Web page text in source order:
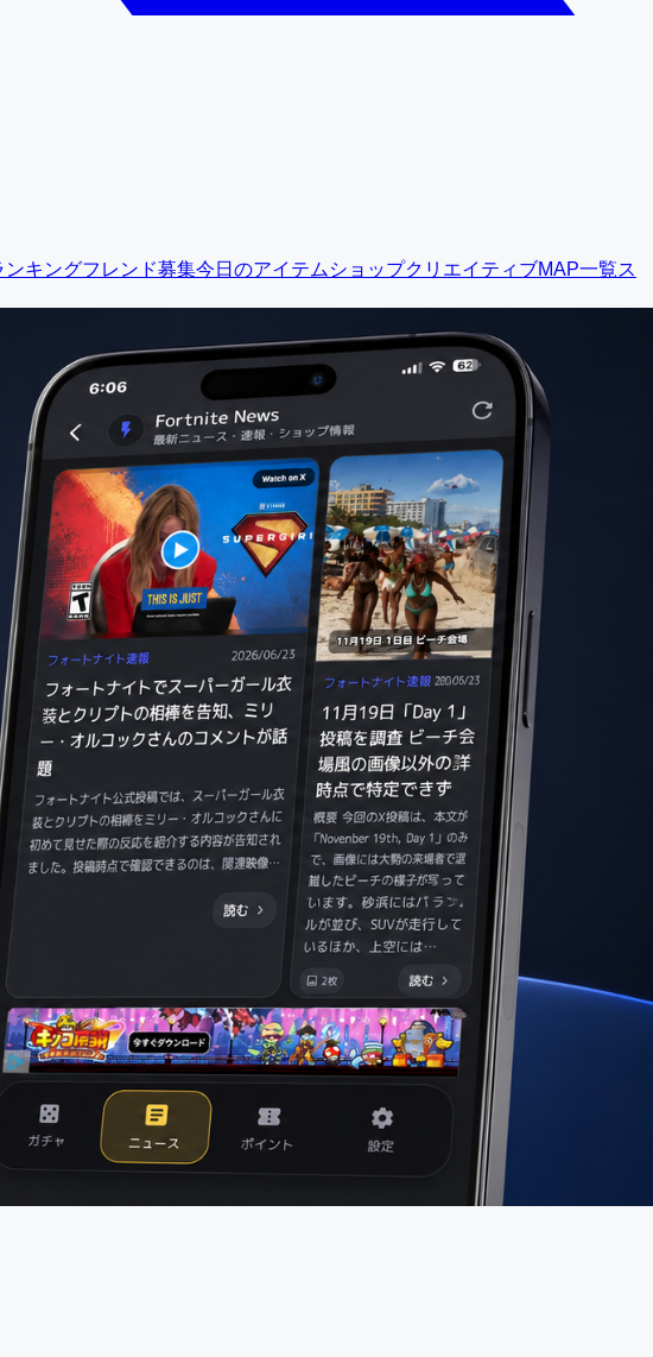
ンキングフレンド募集今日のアイテムショップクリエイティブMAP一覧ス